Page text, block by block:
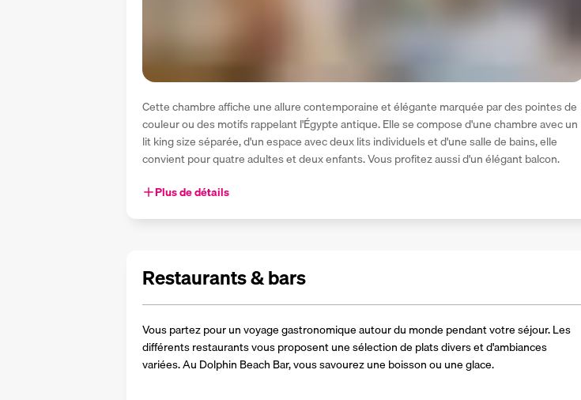
Cette chambre affiche une allure contemporaine et élégante marquée par des pointes de
couleur ou des motifs rappelant l'Égypte antique. Elle se compose d'une chambre avec un
lit king size séparée, d'un espace avec deux lits individuels et d'une salle de bains, elle
convient pour quatre adultes et deux enfants. Vous profitez aussi d'un élégant balcon.
Plus de détails
Restaurants & bars
Vous partez pour un voyage gastronomique autour du monde pendant votre séjour. Les
différents restaurants vous proposent une sélection de plats divers et d'ambiances
variées. Au Dolphin Beach Bar, vous savourez une boisson ou une glace.